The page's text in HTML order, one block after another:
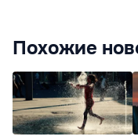
Похожие